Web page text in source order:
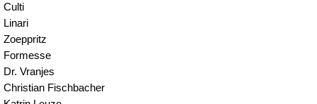
Culti
Linari
Zoeppritz
Formesse
Dr. Vranjes
Christian Fischbacher